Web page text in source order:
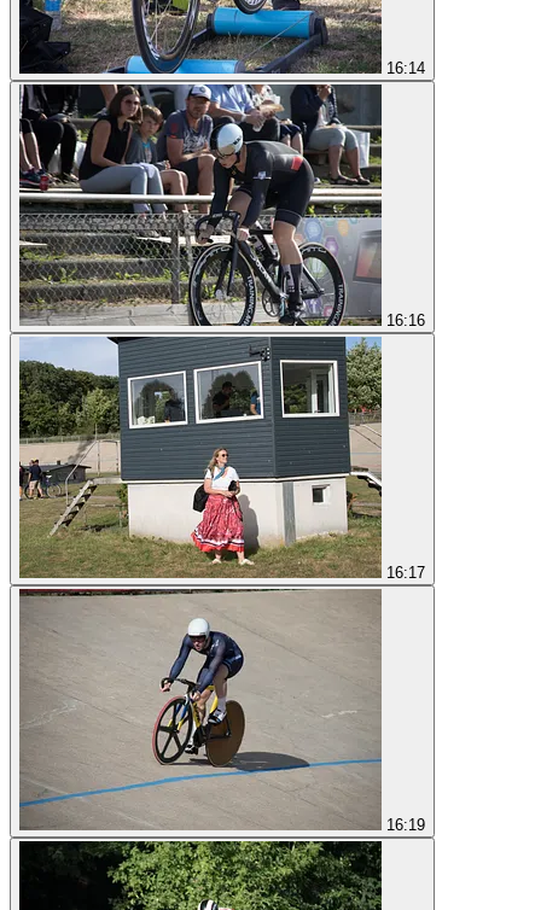
16:14
16:16
16:17
16:19